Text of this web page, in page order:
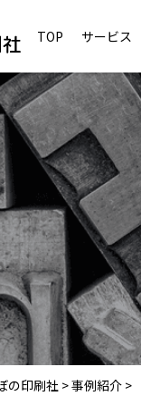
TOP サービス
の印刷社 >事例紹介 >